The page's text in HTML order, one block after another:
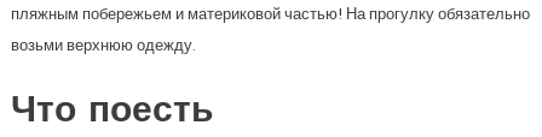
пляжным побережьем и материковой частью! На прогулку обязательно
возьми верхнюю одежду.
Что поесть